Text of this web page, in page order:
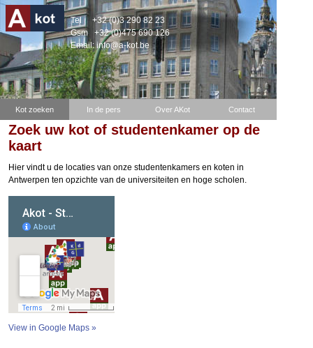
Tel +32 (0)3 290 82 23
Gsm +32 (0)475 690 126
Email:info@a-kot.be
Kot zoeken In de pers Over AKot Contact
Zoek uw kot of studentenkamer op de
kaart
Hier vindt u de locaties van onze studentenkamers en koten in
Antwerpen ten opzichte van de universiteiten en hoge scholen.
View in Google Maps »